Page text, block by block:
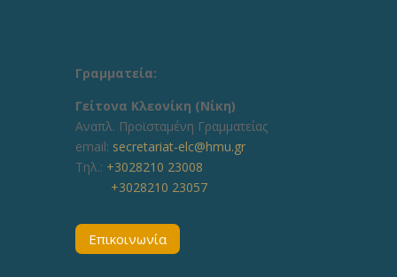
Γραμματεία:
Γείτονα Κλεονίκη (Νίκη)
Aναπλ. Προϊσταμένη Γραμματείας
email: secretariat-elc@hmu.gr
Τηλ.: +3028210 23008
+3028210 23057
Επικοινωνία